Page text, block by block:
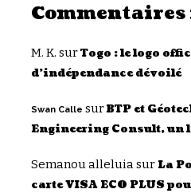
Commentaires
M. K. surTogo : le logo
d’indépendance dévoilé
Swan Calle surBTP et
Engineering Consult, un
Semanou alleluia surLa
carte VISA ECO PLUS